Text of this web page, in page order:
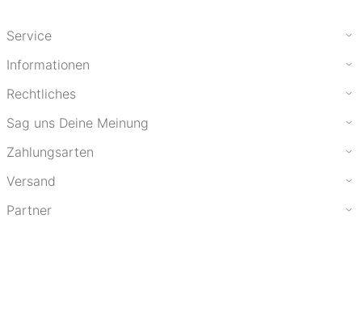
Service
Informationen
Rechtliches
Sag uns Deine Meinung
Zahlungsarten
Versand
Partner